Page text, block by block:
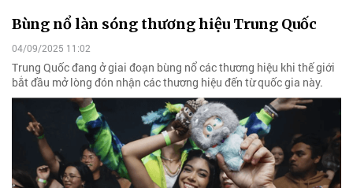
Bùng nổ làn sóng thương hiệu Trung Quốc
04/09/2025 11:02
Trung Quốc đang ở giai đoạn bùng nổ các thương hiệu khi thế giới
bắt đầu mở lòng đón nhận các thương hiệu đến từ quốc gia này.